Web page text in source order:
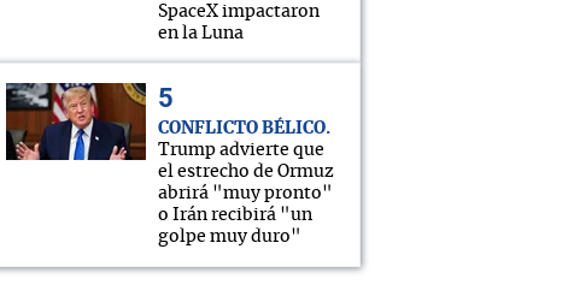
SpaceX impactaron
en la Luna
CONFLICTO BÉLICO
Trump advierte que
el estrecho de Ormuz
abrirá "muy pronto"
o Irán recibirá "un
golpe muy duro"